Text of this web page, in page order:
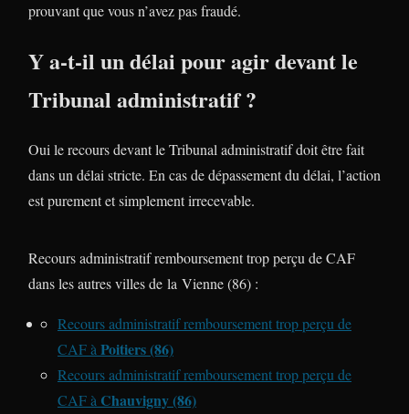
prouvant que vous n’avez pas fraudé.
Y a-t-il un délai pour agir devant le
Tribunal administratif ?
Oui le recours devant le Tribunal administratif doit être fait
dans un délai stricte. En cas de dépassement du délai, l’action
est purement et simplement irrecevable.
Recours administratif remboursement trop perçu de CAF
dans les autres villes de la Vienne (86) :
Recours administratif remboursement trop perçu de
CAF à Poitiers (86)
Recours administratif remboursement trop perçu de
CAF à Chauvigny (86)